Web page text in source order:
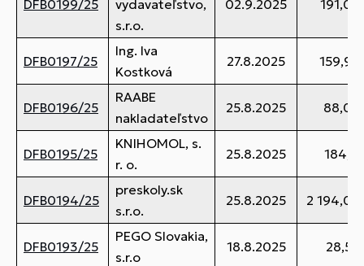
DFB0199/25
vydavateľstvo,
s.r.o.
02.9.2025 191,00
DFB0197/25
Ing. Iva
Kostková
27.8.2025 159,90
DFB0196/25
RAABE
nakladateľstvo
25.8.2025 88,00
DFB0195/25
KNIHOMOL, s.
r. o.
25.8.2025
DFB0194/25
preskoly.sk
s.r.o.
25.8.2025 2 194,00
DFB0193/25
PEGO Slovakia,
s.r.o
18.8.2025 28,50